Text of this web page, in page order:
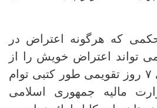
که هرگونه اعتراض در
تواند اعتراض خویش را از
تاریخ نشر اعلان الی ۷ روز تقویمی طور کتبی توام
مالیه جمهوری اسلامی